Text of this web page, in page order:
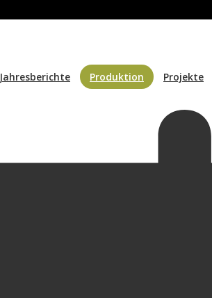
Jahresberichte Produktion Projekte